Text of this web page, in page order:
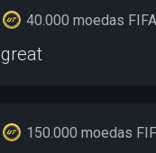
40.000 moedas FIFA
great
150.000 moedas